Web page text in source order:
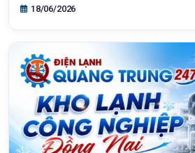
18/06/2026